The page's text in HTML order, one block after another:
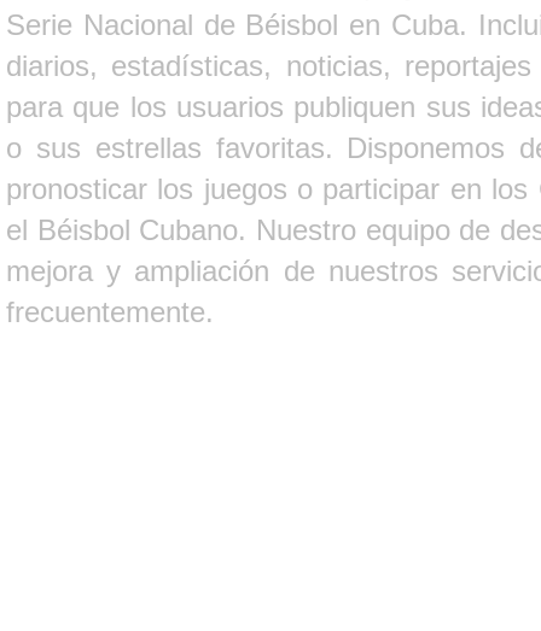
Serie Nacional de Béisbol en Cuba.
diarios, estadísticas, noticias,
para que los usuarios publiquen sus
o sus estrellas favoritas. Disponemos
pronosticar los juegos o participar en
el Béisbol Cubano. Nuestro equipo de
mejora y ampliación de nuestros
frecuentemente.